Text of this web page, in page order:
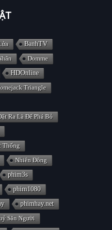
BanhTV
Domme
HDOnline
Triangle
Ra Là Để Phá Bỏ
Thống
Nhiên Đông
phim3s
phim1080
phimhay.net
Săn Người